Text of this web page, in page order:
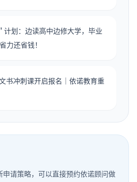
计划：边读高中边修大学，毕业
力还省钱！
书冲刺课开启报名｜依诺教育重
申请策略，可以直接预约依诺顾问做